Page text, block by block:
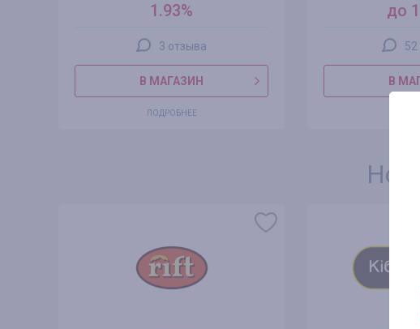
1.93%
3 отзыва
В МАГАЗИН
ПОДРОБНЕЕ
до
52
В